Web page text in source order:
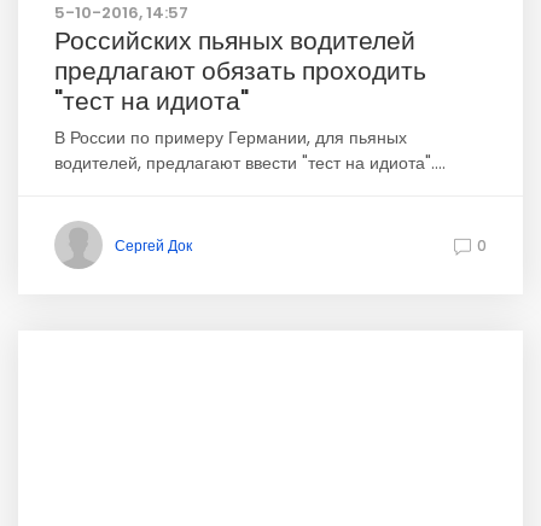
5-10-2016, 14:57
Российских пьяных водителей
предлагают обязать проходить
"тест на идиота"
В России по примеру Германии, для пьяных
водителей, предлагают ввести "тест на идиота"....
Сергей Док 0